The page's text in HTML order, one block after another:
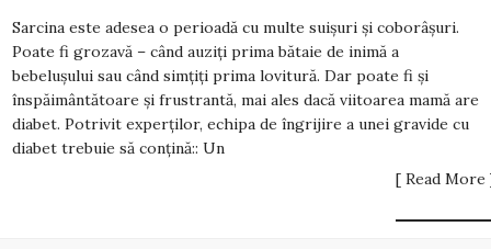
Sarcina este adesea o perioadă cu multe suișuri și coborâșuri.
Poate fi grozavă – când auziți prima bătaie de inimă a
bebelușului sau când simțiți prima lovitură. Dar poate fi și
înspăimântătoare și frustrantă, mai ales dacă viitoarea mamă are
diabet. Potrivit experților, echipa de îngrijire a unei gravide cu
diabet trebuie să conțină:: Un
[ Read More